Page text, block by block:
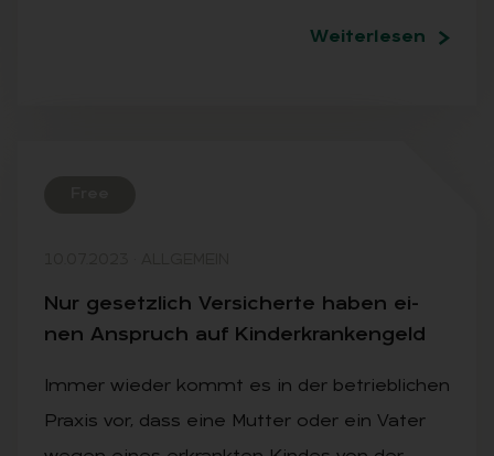
Weiterlesen
Nur ge­setz­lich Ver­si­cher­te ha­ben ei­
nen An­spruch auf Kin­der­kran­ken­geld
Immer wieder kommt es in der betrieblichen
Praxis vor, dass eine Mutter oder ein Vater